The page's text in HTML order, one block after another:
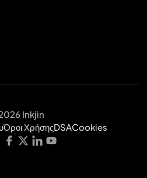
Inkjin
Όροι ΧρήσηςDSACookies